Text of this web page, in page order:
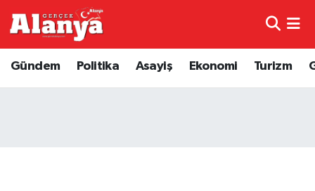
Gündem Politika Asayiş Ekonomi Turizm
Genel
Trafik Durumu